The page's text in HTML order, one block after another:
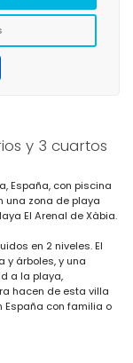
y 3 cuartos
España, con piscina
una zona de playa
El Arenal de Xàbia.
en 2 niveles. El
y árboles, y una
a la playa,
hacen de esta villa
con familia o